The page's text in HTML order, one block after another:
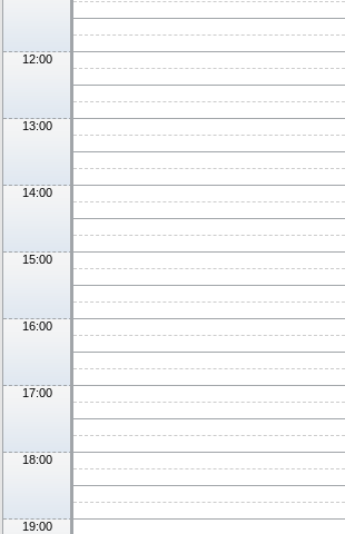
12:00
13:00
14:00
15:00
16:00
17:00
18:00
19:00